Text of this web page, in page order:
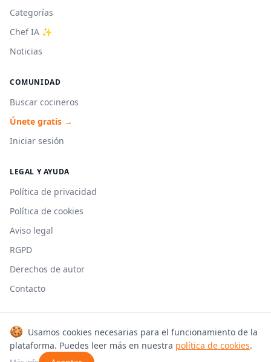
Categorías
Chef IA ✨
Noticias
COMUNIDAD
Buscar cocineros
Únete gratis →
Iniciar sesión
LEGAL Y AYUDA
Política de privacidad
Política de cookies
Aviso legal
RGPD
Derechos de autor
Contacto
© 2026 Cookmonkeys. Todos los derechos reservados.
Hecho con 🍳 en España
🍪 Usamos cookies necesarias para el funcionamiento de la
plataforma. Puedes leer más en nuestra política de cookies.